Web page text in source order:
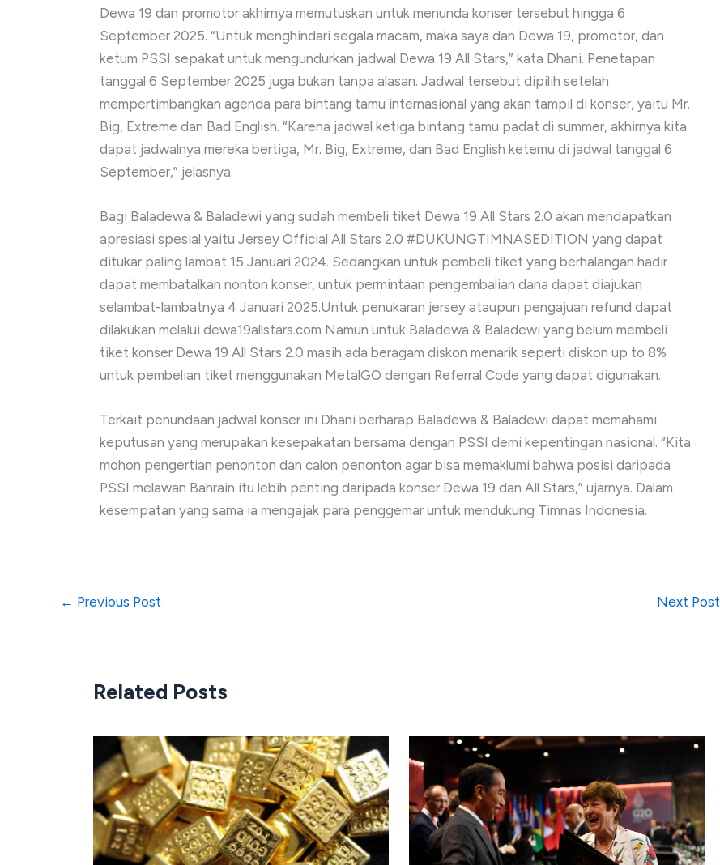
Dewa 19 dan promotor akhirnya memutuskan untuk menunda konser tersebut hingga 6
September 2025. “Untuk menghindari segala macam, maka saya dan Dewa 19, promotor, dan
ketum PSSI sepakat untuk mengundurkan jadwal Dewa 19 All Stars,” kata Dhani. Penetapan
tanggal 6 September 2025 juga bukan tanpa alasan. Jadwal tersebut dipilih setelah
mempertimbangkan agenda para bintang tamu internasional yang akan tampil di konser, yaitu Mr.
Big, Extreme dan Bad English. “Karena jadwal ketiga bintang tamu padat di summer, akhirnya kita
dapat jadwalnya mereka bertiga, Mr. Big, Extreme, dan Bad English ketemu di jadwal tanggal 6
September,” jelasnya.
Bagi Baladewa & Baladewi yang sudah membeli tiket Dewa 19 All Stars 2.0 akan mendapatkan
apresiasi spesial yaitu Jersey Official All Stars 2.0 #DUKUNGTIMNASEDITION yang dapat
ditukar paling lambat 15 Januari 2024. Sedangkan untuk pembeli tiket yang berhalangan hadir
dapat membatalkan nonton konser, untuk permintaan pengembalian dana dapat diajukan
selambat-lambatnya 4 Januari 2025.Untuk penukaran jersey ataupun pengajuan refund dapat
dilakukan melalui dewa19allstars.com Namun untuk Baladewa & Baladewi yang belum membeli
tiket konser Dewa 19 All Stars 2.0 masih ada beragam diskon menarik seperti diskon up to 8%
untuk pembelian tiket menggunakan MetalGO dengan Referral Code yang dapat digunakan.
Terkait penundaan jadwal konser ini Dhani berharap Baladewa & Baladewi dapat memahami
keputusan yang merupakan kesepakatan bersama dengan PSSI demi kepentingan nasional. “Kita
mohon pengertian penonton dan calon penonton agar bisa memaklumi bahwa posisi daripada
PSSI melawan Bahrain itu lebih penting daripada konser Dewa 19 dan All Stars,” ujarnya. Dalam
kesempatan yang sama ia mengajak para penggemar untuk mendukung Timnas Indonesia.
← Previous Post Next Post
Related Posts